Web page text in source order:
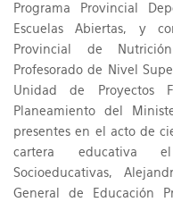
Programa Provincial
Escuelas Abiertas, y
Provincial de
Profesorado de Nivel
Unidad de Proyectos
Planeamiento del
presentes en el acto de
cartera educativa
Socioeducativas,
General de Educación